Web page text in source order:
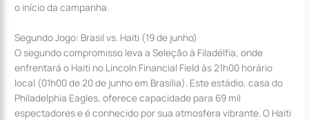
o início da campanha.
Segundo Jogo: Brasil vs. Haiti (19 de junho)
O segundo compromisso leva a Seleção à Filadélfia, onde
enfrentará o Haiti no Lincoln Financial Field às 21h00 horário
local (01h00 de 20 de junho em Brasília). Este estádio, casa do
Philadelphia Eagles, oferece capacidade para 69 mil
espectadores e é conhecido por sua atmosfera vibrante. O Haiti